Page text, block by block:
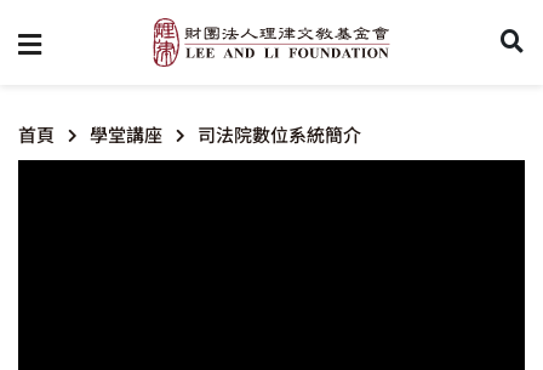
首頁 學堂講座 司法院數位系統簡介